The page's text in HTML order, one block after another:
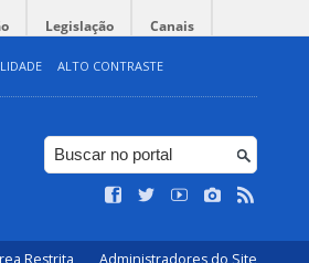
Legislação Canais
ALTO CONTRASTE
Restrita Administradores do Site